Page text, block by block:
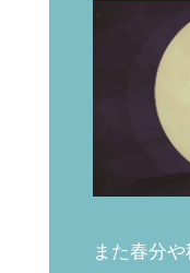
また春分